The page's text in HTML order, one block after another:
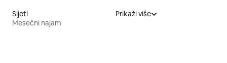
Sijetl
Mesečni najam
Prikaži više